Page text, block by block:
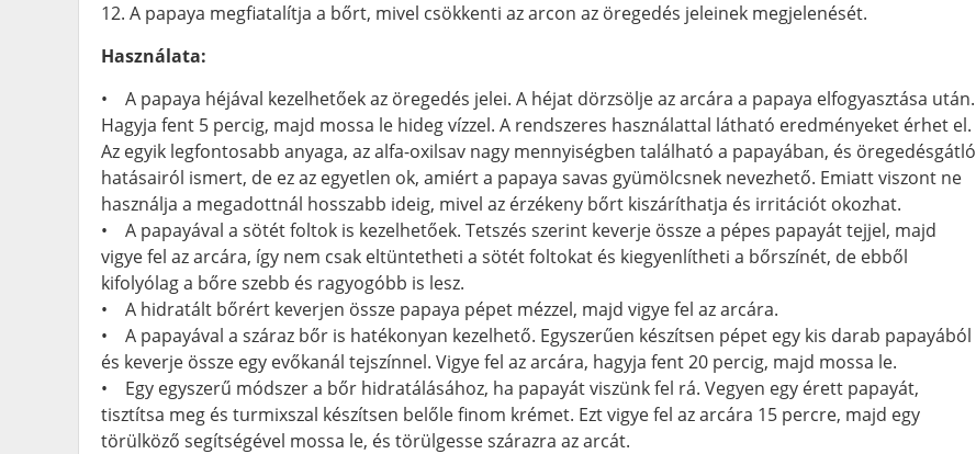
12. A papaya megfiatalítja a bőrt, mivel csökkenti az arcon az öregedés jeleinek megjelenését.
Használata:
• A papaya héjával kezelhetőek az öregedés jelei. A héjat dörzsölje az arcára a papaya elfogyasztása után.
Hagyja fent 5 percig, majd mossa le hideg vízzel. A rendszeres használattal látható eredményeket érhet el.
Az egyik legfontosabb anyaga, az alfa-oxilsav nagy mennyiségben található a papayában, és öregedésgátló
hatásairól ismert, de ez az egyetlen ok, amiért a papaya savas gyümölcsnek nevezhető. Emiatt viszont ne
használja a megadottnál hosszabb ideig, mivel az érzékeny bőrt kiszáríthatja és irritációt okozhat.
• A papayával a sötét foltok is kezelhetőek. Tetszés szerint keverje össze a pépes papayát tejjel, majd
vigye fel az arcára, így nem csak eltüntetheti a sötét foltokat és kiegyenlítheti a bőrszínét, de ebből
kifolyólag a bőre szebb és ragyogóbb is lesz.
• A hidratált bőrért keverjen össze papaya pépet mézzel, majd vigye fel az arcára.
• A papayával a száraz bőr is hatékonyan kezelhető. Egyszerűen készítsen pépet egy kis darab papayából
és keverje össze egy evőkanál tejszínnel. Vigye fel az arcára, hagyja fent 20 percig, majd mossa le.
• Egy egyszerű módszer a bőr hidratálásához, ha papayát viszünk fel rá. Vegyen egy érett papayát,
tisztítsa meg és turmixszal készítsen belőle finom krémet. Ezt vigye fel az arcára 15 percre, majd egy
törülköző segítségével mossa le, és törülgesse szárazra az arcát.